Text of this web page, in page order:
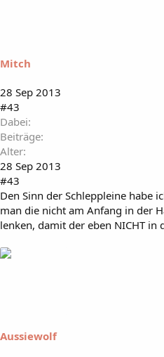
Mitch
28 Sep 2013
#43
Dabei
Beiträge
Alter
28 Sep 2013
#43
Den Sinn der Schleppleine habe
man die nicht am Anfang in der
lenken, damit der eben NICHT in
Aussiewolf